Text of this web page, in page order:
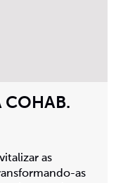
COHAB.
as
as